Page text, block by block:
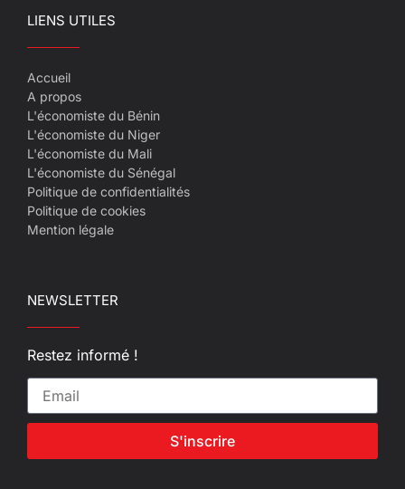
LIENS UTILES
Accueil
A propos
L'économiste du Bénin
L'économiste du Niger
L'économiste du Mali
L'économiste du Sénégal
Politique de confidentialités
Politique de cookies
Mention légale
NEWSLETTER
Restez informé !
S'inscrire